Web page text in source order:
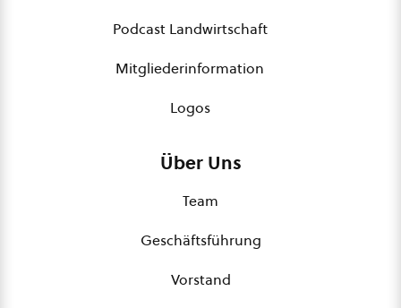
Podcast Landwirtschaft
Mitgliederinformation
Logos
Über Uns
Team
Geschäftsführung
Vorstand